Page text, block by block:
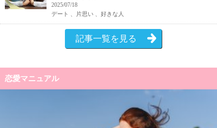
2025/07/18
デート 、片思い 、好きな人
記事一覧を見る
恋愛マニュアル